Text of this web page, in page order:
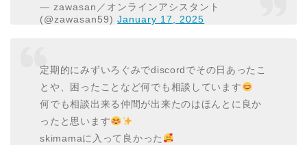
— zawasan／オンラインアシスタント
(@zawasan59)January 17, 2025
定期的にみずいろぐみでdiscordでその日あったこ
とや、困ったことなど何でも相談しています
何でも相談出来る仲間が出来たのはほんとに良か
ったと思います
skimamaに入って良かった